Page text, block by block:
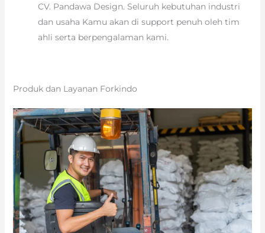
CV. Pandawa Design. Seluruh kebutuhan industri
dan usaha Kamu akan di support penuh oleh tim
ahli serta berpengalaman kami.
Produk dan Layanan Forkindo